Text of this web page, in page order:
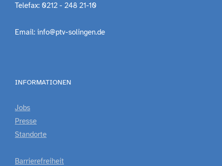
Telefax: 0212 - 248 21-10
Email: info@ptv-solingen.de
INFORMATIONEN
Jobs
Presse
Standorte
Barrierefreiheit